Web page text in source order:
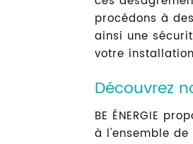
procédons à
ainsi une
votre
Découvrez
BE ÉNERGIE
à l'ensemble